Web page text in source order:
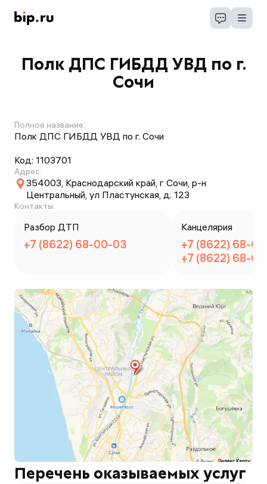
Полк ДПС ГИБДД УВД по г.
Сочи
Полное название:
Полк ДПС ГИБДД УВД по г. Сочи
Код: 1103701
Адрес:
354003, Краснодарский край, г Сочи, р-н
Центральный, ул Пластунская, д. 123
Контакты:
Разбор ДТП
+7 (8622) 68-00-03
Канцелярия
+7 (8622) 68-
+7 (8622) 68-
Перечень оказываемых услуг